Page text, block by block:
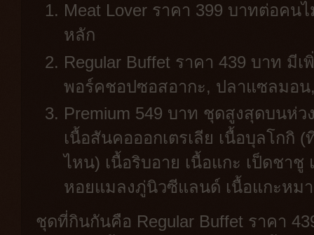
Meat Lover ราคา 399 บาทต่อคน
หลัก
Regular Buffet ราคา 439 บาท มี
พอร์คชอปซอสอากะ, ปลาแซลมอ
Premium 549 บาท ชุดสูงสุดบนห่
เนื้อสันคอออกเตรเลีย เนื้อบุลโกกิ
ไหน) เนื้อริบอาย เนื้อแกะ เป็ดชา
หอยแมลงภู่นิวซีแลนด์ เนื้อแกะหม
ชุดที่กินกันคือ Regular Buffet ราคา